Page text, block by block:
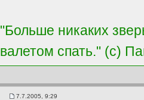
"Больше никаких
валетом спать." (с)
7.7.2005, 9:29